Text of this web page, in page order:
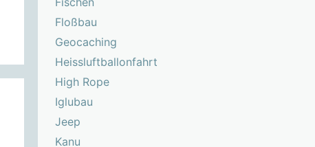
Floßbau
Geocaching
Heissluftballonfahrt
High Rope
Iglubau
Jeep
Kanu